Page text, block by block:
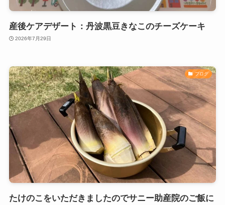
産後ケアデザート：丹波黒豆きなこのチーズケーキ
2026年7月29日
ブログ
たけのこをいただきましたのでサニー助産院のご飯に